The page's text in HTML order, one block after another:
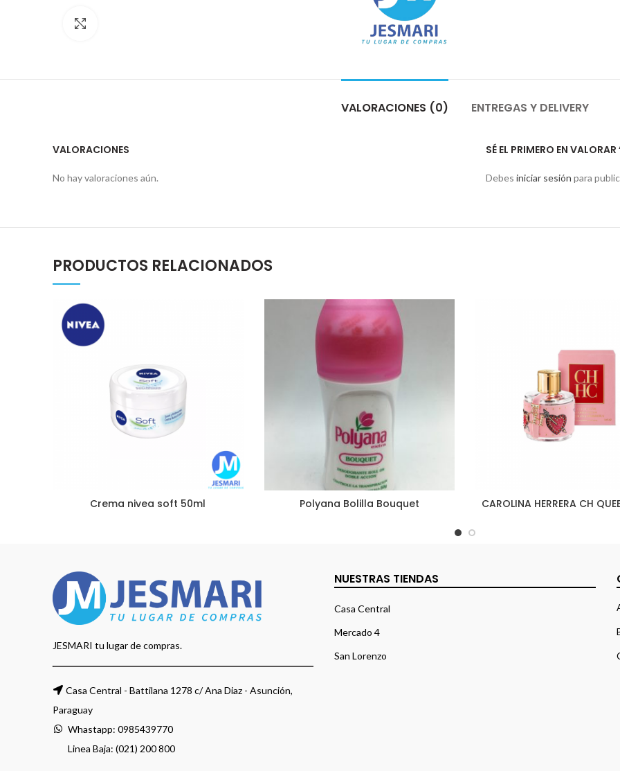
VALORACIONES (0) ENTREGAS Y DELIVERY
VALORACIONES
No hay valoraciones aún.
SÉ EL PRIMERO EN
Debes iniciar sesión para
PRODUCTOS RELACIONADOS
Crema nivea soft 50ml Polyana Bolilla Bouquet CAROLINA HERRERA CH
JESMARI tu lugar de compras.
Casa Central - Battilana 1278 c/ Ana Diaz - Asunción,
Paraguay
Whastapp: 0985439770
Linea Baja: (021) 200 800
NUESTRAS TIENDAS
Casa Central
Mercado 4
San Lorenzo